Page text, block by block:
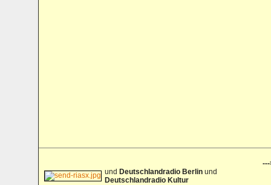
---
und Deutschlandradio Berlinund
Deutschlandradio Kultur